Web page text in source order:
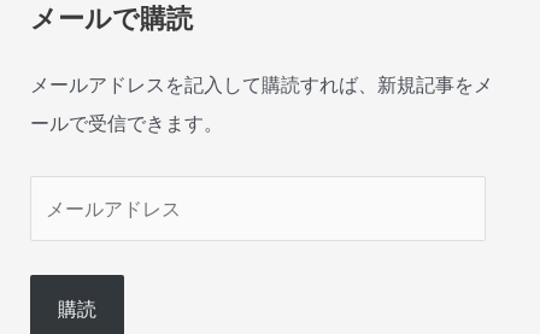
メールで購読
メールアドレスを記入して購読すれば、新規記事をメ
ールで受信できます。
ル
購読